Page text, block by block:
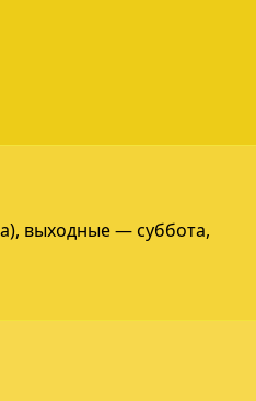
выходные — суббота,